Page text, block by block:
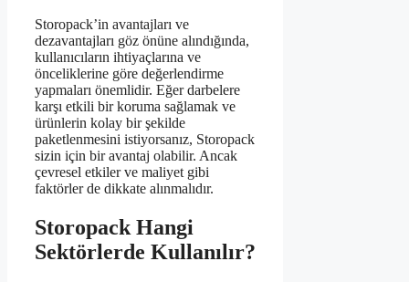
Storopack’in avantajları ve
dezavantajları göz önüne alındığında,
kullanıcıların ihtiyaçlarına ve
önceliklerine göre değerlendirme
yapmaları önemlidir. Eğer darbelere
karşı etkili bir koruma sağlamak ve
ürünlerin kolay bir şekilde
paketlenmesini istiyorsanız, Storopack
sizin için bir avantaj olabilir. Ancak
çevresel etkiler ve maliyet gibi
faktörler de dikkate alınmalıdır.
Storopack Hangi
Sektörlerde Kullanılır?